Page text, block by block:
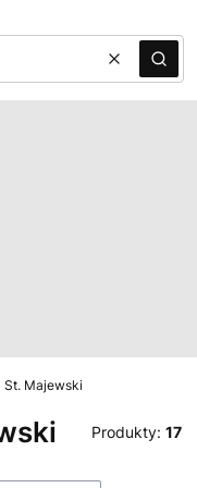
WyczyśćSzukaj
St. Majewski
Produkty: 17